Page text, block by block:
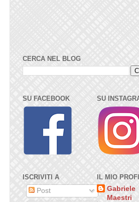
CERCA NEL BLOG
SU FACEBOOK
ISCRIVITI A
Post
SU
IL MIO
Gabriele
Maestri